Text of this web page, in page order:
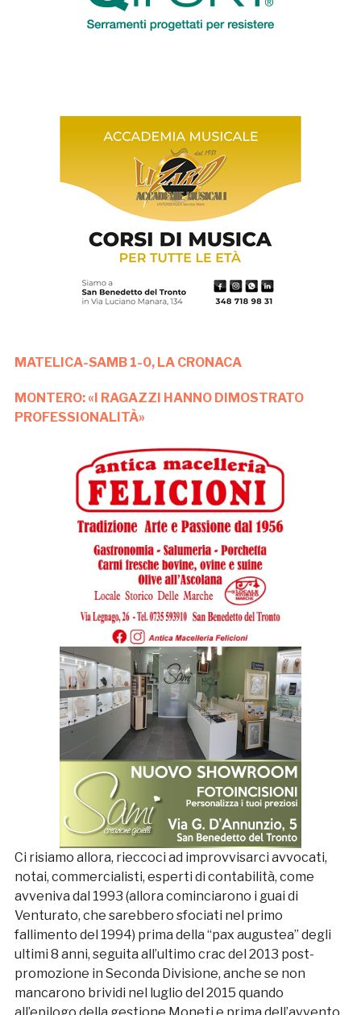
MATELICA-SAMB 1-0, LA CRONACA
MONTERO: «I RAGAZZI HANNO DIMOSTRATO
PROFESSIONALITÀ»
Ci risiamo allora, rieccoci ad improvvisarci avvocati,
notai, commercialisti, esperti di contabilità, come
avveniva dal 1993 (allora cominciarono i guai di
Venturato, che sarebbero sfociati nel primo
fallimento del 1994) prima della “pax augustea” degli
ultimi 8 anni, seguita all’ultimo crac del 2013 post-
promozione in Seconda Divisione, anche se non
mancarono brividi nel luglio del 2015 quando
all’epilogo della gestione Moneti e prima dell’avvento